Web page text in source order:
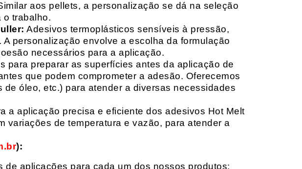
aos pellets, a personalização se dá na seleção
o trabalho.
Adesivos termoplásticos sensíveis à pressão,
personalização envolve a escolha da formulação
necessários para a aplicação.
para preparar as superfícies antes da aplicação de
que podem comprometer a adesão. Oferecemos
óleo, etc.) para atender a diversas necessidades
a aplicação precisa e eficiente dos adesivos Hot Melt
variações de temperatura e vazão, para atender a
):
aplicações para cada um dos nossos produtos: